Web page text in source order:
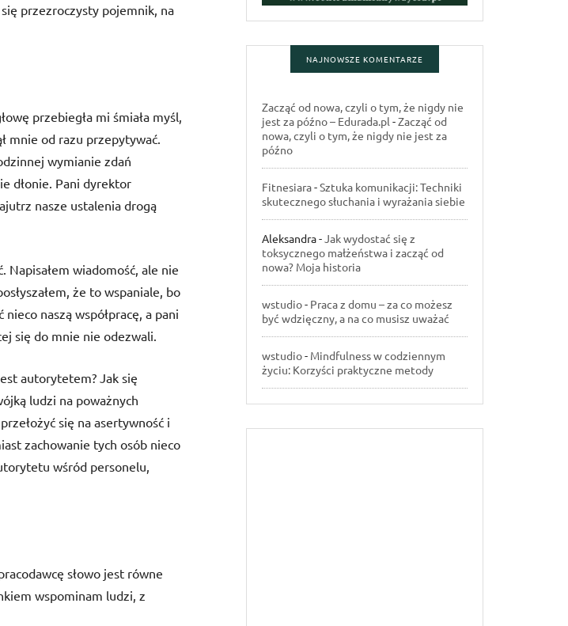
przezroczysty pojemnik, na
przebiegła mi śmiała myśl,
mnie od razu przepytywać.
wymianie zdań
dłonie. Pani dyrektor
nasze ustalenia drogą
Napisałem wiadomość, ale nie
że to wspaniale, bo
naszą współpracę, a pani
się do mnie nie odezwali.
autorytetem? Jak się
ludzi na poważnych
się na asertywność i
zachowanie tych osób nieco
wśród personelu,
słowo jest równe
wspominam ludzi, z
NAJNOWSZE KOMENTARZE
Zacząć od nowa, czyli o tym, że nigdy nie
jest za późno – Edurada.pl -Zacząć od
nowa, czyli o tym, że nigdy nie jest za
późno
Fitnesiara-Sztuka komunikacji: Techniki
skutecznego słuchania i wyrażania siebie
Aleksandra-Jak wydostać się z
toksycznego małżeństwa i zacząć od
nowa? Moja historia
wstudio- Praca z domu – za co możesz
być wdzięczny, a na co musisz uważać
wstudio- Mindfulness w codziennym
życiu: Korzyści praktyczne metody